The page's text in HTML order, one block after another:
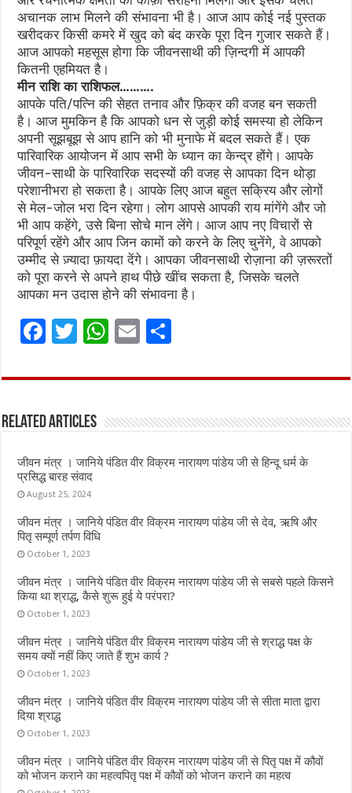
अचानक लाभ मिलने की संभावना भी है। आज आप कोई नई पुस्तक
खरीदकर किसी कमरे में खुद को बंद करके पूरा दिन गुजार सकते हैं।
आज आपको महसूस होगा कि जीवनसाथी की ज़िन्दगी में आपकी
कितनी एहमियत है।
मीन राशि का राशिफल……….
आपके पति/पत्नि की सेहत तनाव और फ़िक्र की वजह बन सकती
है। आज मुमकिन है कि आपको धन से जुड़ी कोई समस्या हो लेकिन
अपनी सूझबूझ से आप हानि को भी मुनाफे में बदल सकते हैं। एक
पारिवारिक आयोजन में आप सभी के ध्यान का केन्द्र होंगे। आपके
जीवन-साथी के पारिवारिक सदस्यों की वजह से आपका दिन थोड़ा
परेशानीभरा हो सकता है। आपके लिए आज बहुत सक्रिय और लोगों
से मेल-जोल भरा दिन रहेगा। लोग आपसे आपकी राय मांगेंगे और जो
भी आप कहेंगे, उसे बिना सोचे मान लेंगे। आज आप नए विचारों से
परिपूर्ण रहेंगे और आप जिन कामों को करने के लिए चुनेंगे, वे आपको
उम्मीद से ज़्यादा फ़ायदा देंगे। आपका जीवनसाथी रोज़ाना की ज़रूरतों
को पूरा करने से अपने हाथ पीछे खींच सकता है, जिसके चलते
आपका मन उदास होने की संभावना है।
F
ce
o
o
k
T
it
r
W
at
A
p
E
ai ar
Related Articles
जीवन मंत्र । जानिये पंडित वीर विक्रम नारायण पांडेय जी से हिन्दू धर्म के
प्रसिद्ध बारह संवाद
August 25, 2024
जीवन मंत्र । जानिये पंडित वीर विक्रम नारायण पांडेय जी से देव, ऋषि और
पितृ सम्पूर्ण तर्पण विधि
October 1, 2023
जीवन मंत्र । जानिये पंडित वीर विक्रम नारायण पांडेय जी से सबसे पहले किसने
किया था श्राद्ध, कैसे शुरू हुई ये परंपरा?
October 1, 2023
जीवन मंत्र । जानिये पंडित वीर विक्रम नारायण पांडेय जी से श्राद्ध पक्ष के
समय क्यों नहीं किए जाते हैं शुभ कार्य ?
October 1, 2023
जीवन मंत्र । जानिये पंडित वीर विक्रम नारायण पांडेय जी से सीता माता द्वारा
दिया श्राद्ध
October 1, 2023
जीवन मंत्र । जानिये पंडित वीर विक्रम नारायण पांडेय जी से पितृ पक्ष में कौवों
को भोजन कराने का महत्वपितृ पक्ष में कौवों को भोजन कराने का महत्व